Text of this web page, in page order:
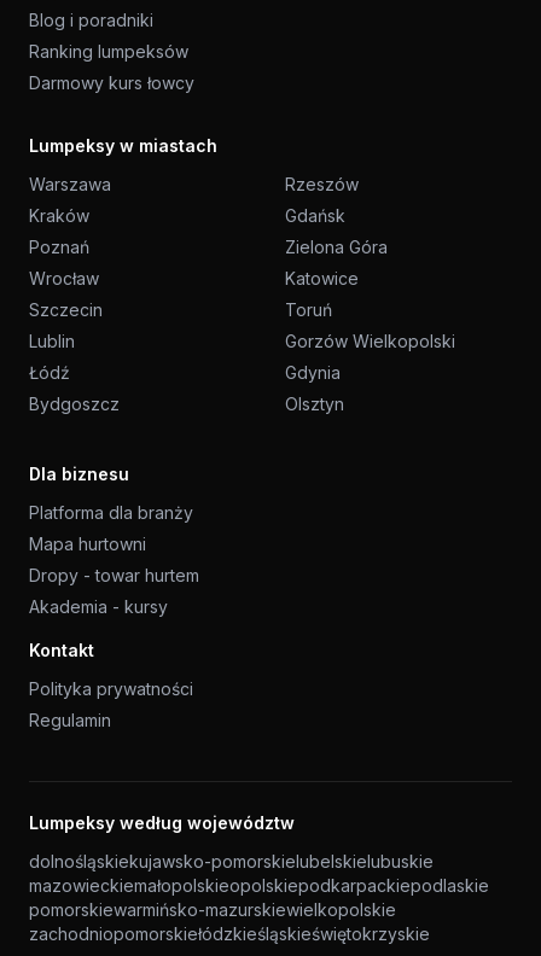
Blog i poradniki
Ranking lumpeksów
Darmowy kurs łowcy
Lumpeksy w miastach
Warszawa
Kraków
Poznań
Wrocław
Szczecin
Lublin
Łódź
Bydgoszcz
Rzeszów
Gdańsk
Zielona Góra
Katowice
Toruń
Gorzów Wielkopolski
Gdynia
Olsztyn
Dla biznesu
Platforma dla branży
Mapa hurtowni
Dropy - towar hurtem
Akademia - kursy
Kontakt
Polityka prywatności
Regulamin
Lumpeksy według województw
dolnośląskiekujawsko-pomorskielubelskielubuskie
mazowieckiemałopolskieopolskiepodkarpackiepodlaskie
pomorskiewarmińsko-mazurskiewielkopolskie
zachodniopomorskiełódzkieśląskieświętokrzyskie